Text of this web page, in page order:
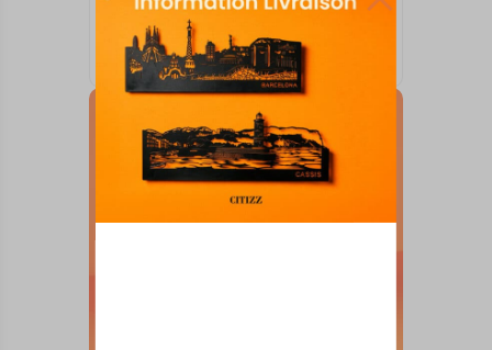
SKYLINE SUR SOCLE
Angers
À partir de80,00€